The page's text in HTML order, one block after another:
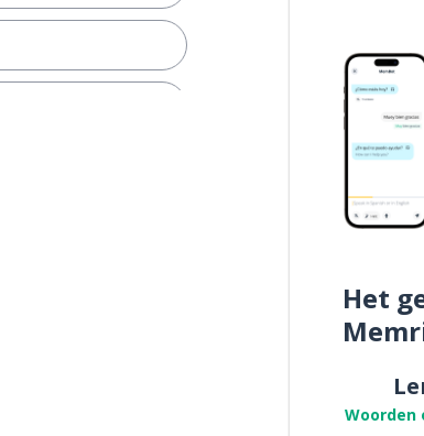
Het
Woorden